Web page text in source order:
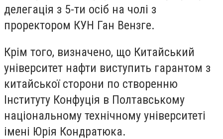
делегація з 5-ти осіб на чолі з
проректором КУН Ган Вензге.
Крім того, визначено, що Китайський
університет нафти виступить гарантом з
китайської сторони по створенню
Інституту Конфуція в Полтавському
національному технічному університеті
імені Юрія Кондратюка.